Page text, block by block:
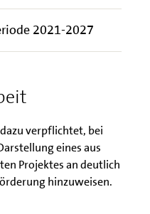
2021-2027
verpflichtet, bei
eines aus
Projektes an deutlich
hinzuweisen.